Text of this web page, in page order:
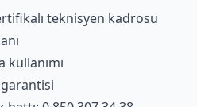
teknisyen kadrosu
kullanımı
garantisi